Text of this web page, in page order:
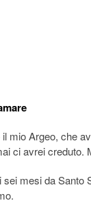
mio Argeo, che
ci avrei creduto.
mesi da Santo